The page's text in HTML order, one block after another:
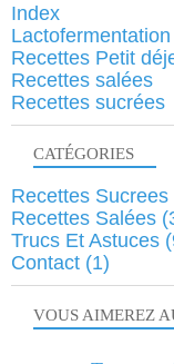
VOUS AIMEREZ
Index
Lactofermentation
Recettes Petit
Recettes salées
Recettes sucrées
CATÉGORIES
Recettes Sucrees
Recettes Salées
Trucs Et Astuces
Contact (1)